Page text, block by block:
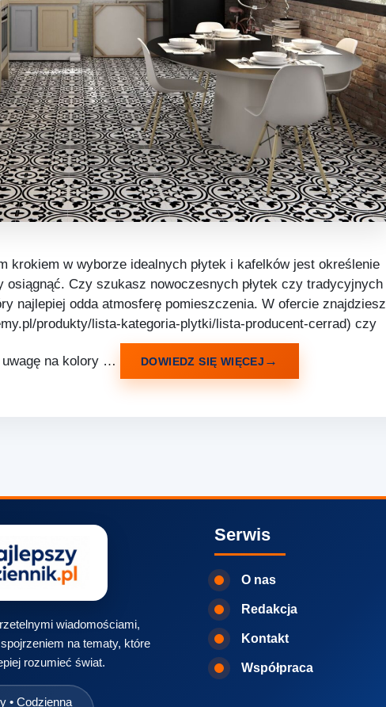
krokiem w wyborze idealnych płytek i kafelków jest określenie
Czy szukasz nowoczesnych płytek czy tradycyjnych
najlepiej odda atmosferę pomieszczenia. W ofercie znajdziesz
produkty/lista-kategoria-plytki/lista-producent-cerrad) czy
uwagę na kolory … DOWIEDZ SIĘ WIĘCEJ
wiadomościami,
na tematy, które
rozumieć świat.
• Codzienna
Serwis
O nas
Redakcja
Kontakt
Współpraca